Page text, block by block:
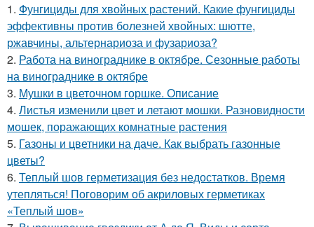
1. Фунгициды для хвойных растений. Какие фунгициды
эффективны против болезней хвойных: шютте,
ржавчины, альтернариоза и фузариоза?
2. Работа на винограднике в октябре. Сезонные работы
на винограднике в октябре
3. Мушки в цветочном горшке. Описание
4. Листья изменили цвет и летают мошки. Разновидности
мошек, поражающих комнатные растения
5. Газоны и цветники на даче. Как выбрать газонные
цветы?
6. Теплый шов герметизация без недостатков. Время
утепляться! Поговорим об акриловых герметиках
«Теплый шов»